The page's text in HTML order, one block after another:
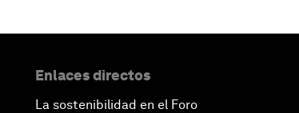
Enlaces directos
La sostenibilidad en el Foro